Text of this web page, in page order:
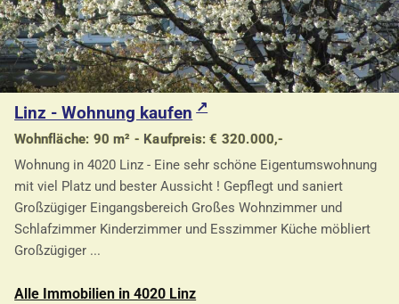
Linz - Wohnung kaufen
Wohnfläche: 90 m² - Kaufpreis: € 320.000,-
Wohnung in 4020 Linz - Eine sehr schöne Eigentumswohnung
mit viel Platz und bester Aussicht ! Gepflegt und saniert
Großzügiger Eingangsbereich Großes Wohnzimmer und
Schlafzimmer Kinderzimmer und Esszimmer Küche möbliert
Großzügiger ...
Alle Immobilien in 4020 Linz